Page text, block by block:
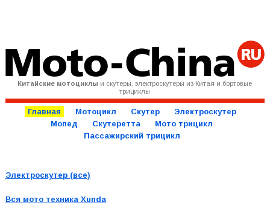
Китайские мотоциклы и скутеры, электроскутеры из Китая и бортовые
трициклы
Главная Мотоцикл Скутер
Электроскутер
Мопед
Скутеретта
Мото трицикл
Пассажирский трицикл
Электроскутер (все)
Вся мото техника Xunda